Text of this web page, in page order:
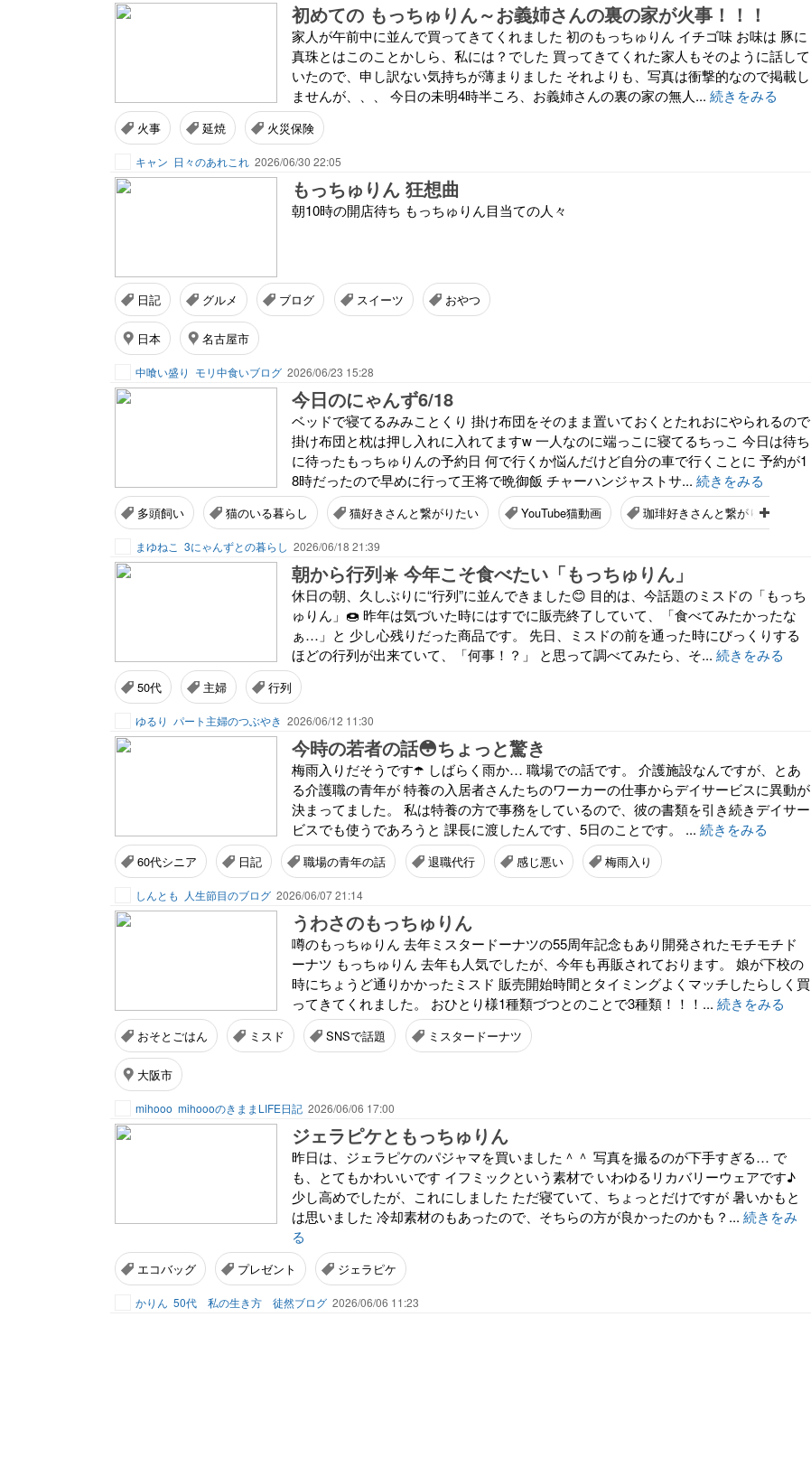
初めての もっちゅりん～お義姉さんの裏の家が火事！！！
家人が午前中に並んで買ってきてくれました 初のもっちゅりん イチゴ味 お味は 豚に
真珠とはこのことかしら、私には？でした 買ってきてくれた家人もそのように話して
いたので、申し訳ない気持ちが薄まりました それよりも、写真は衝撃的なので掲載し
ませんが、、、 今日の未明4時半ころ、お義姉さんの裏の家の無人... 続きをみる
火事 延焼 火災保険
キャン 日々のあれこれ 2026/06/30 22:05
もっちゅりん 狂想曲
朝10時の開店待ち もっちゅりん目当ての人々
日記 グルメ ブログ スイーツ おやつ
日本 名古屋市
中喰い盛り モリ中食いブログ 2026/06/23 15:28
今日のにゃんず6/18
ベッドで寝てるみみことくり 掛け布団をそのまま置いておくとたれおにやられるので
掛け布団と枕は押し入れに入れてますw 一人なのに端っこに寝てるちっこ 今日は待ち
に待ったもっちゅりんの予約日 何で行くか悩んだけど自分の車で行くことに 予約が1
8時だったので早めに行って王将で晩御飯 チャーハンジャストサ... 続きをみる
多頭飼い 猫のいる暮らし 猫好きさんと繋がりたい YouTube猫動画 珈琲好きさんと繋がりたい
まゆねこ 3にゃんずとの暮らし 2026/06/18 21:39
朝から行列☀️ 今年こそ食べたい「もっちゅりん」
休日の朝、久しぶりに“行列”に並んできました😊 目的は、今話題のミスドの「もっち
ゅりん」🍩 昨年は気づいた時にはすでに販売終了していて、「食べてみたかったな
ぁ…」と 少し心残りだった商品です。 先日、ミスドの前を通った時にびっくりする
ほどの行列が出来ていて、「何事！？」 と思って調べてみたら、そ... 続きをみる
50代 主婦 行列
ゆるり パート主婦のつぶやき 2026/06/12 11:30
今時の若者の話😳ちょっと驚き
梅雨入りだそうです☂️ しばらく雨か… 職場での話です。 介護施設なんですが、とあ
る介護職の青年が 特養の入居者さんたちのワーカーの仕事からデイサービスに異動が
決まってました。 私は特養の方で事務をしているので、彼の書類を引き続きデイサー
ビスでも使うであろうと 課長に渡したんです、5日のことです。 ... 続きをみる
60代シニア 日記 職場の青年の話 退職代行 感じ悪い 梅雨入り
しんとも 人生節目のブログ 2026/06/07 21:14
うわさのもっちゅりん
噂のもっちゅりん 去年ミスタードーナツの55周年記念もあり開発されたモチモチド
ーナツ もっちゅりん 去年も人気でしたが、今年も再販されております。 娘が下校の
時にちょうど通りかかったミスド 販売開始時間とタイミングよくマッチしたらしく買
ってきてくれました。 おひとり様1種類づつとのことで3種類！！！... 続きをみる
おそとごはん ミスド SNSで話題 ミスタードーナツ
大阪市
mihooo mihoooのきままLIFE日記 2026/06/06 17:00
ジェラピケともっちゅりん
昨日は、ジェラピケのパジャマを買いました＾＾ 写真を撮るのが下手すぎる… で
も、とてもかわいいです イフミックという素材で いわゆるリカバリーウェアです♪
少し高めでしたが、これにしました ただ寝ていて、ちょっとだけですが 暑いかもと
は思いました 冷却素材のもあったので、そちらの方が良かったのかも？... 続きをみ
る
エコバッグ プレゼント ジェラピケ
かりん 50代 私の生き方 徒然ブログ 2026/06/06 11:23